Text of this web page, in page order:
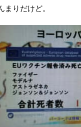
まりだけど。